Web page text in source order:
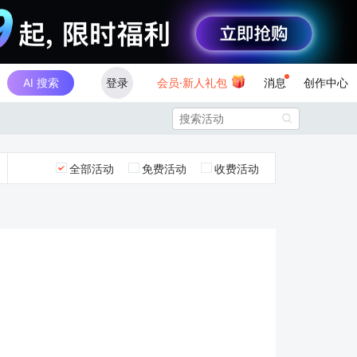
AI 搜索 登录 会员·新人礼包 消息 创作中心

全部活动 免费活动 收费活动